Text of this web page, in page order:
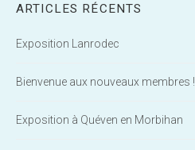
ARTICLES RÉCENTS
Exposition Lanrodec
Bienvenue aux nouveaux membres !
Exposition à Quéven en Morbihan